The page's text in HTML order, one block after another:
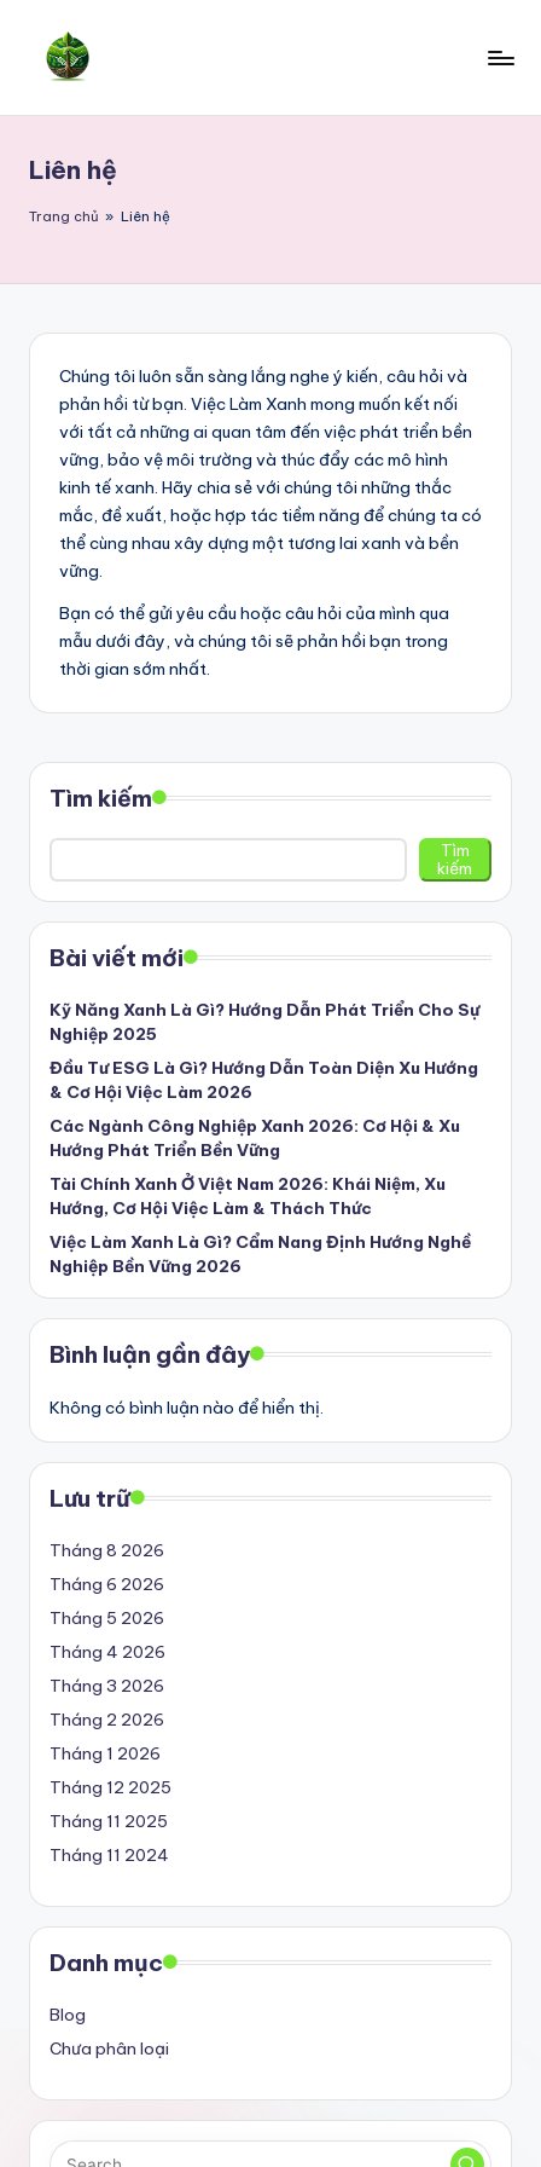
Liên hệ
Trang chủ » Liên hệ
Chúng tôi luôn sẵn sàng lắng nghe ý kiến, câu hỏi và
phản hồi từ bạn. Việc Làm Xanh mong muốn kết nối
với tất cả những ai quan tâm đến việc phát triển bền
vững, bảo vệ môi trường và thúc đẩy các mô hình
kinh tế xanh. Hãy chia sẻ với chúng tôi những thắc
mắc, đề xuất, hoặc hợp tác tiềm năng để chúng ta có
thể cùng nhau xây dựng một tương lai xanh và bền
vững.
Bạn có thể gửi yêu cầu hoặc câu hỏi của mình qua
mẫu dưới đây, và chúng tôi sẽ phản hồi bạn trong
thời gian sớm nhất.
Tìm kiếm
Tìm
kiếm
Bài viết mới
Kỹ Năng Xanh Là Gì? Hướng Dẫn Phát Triển Cho Sự
Nghiệp 2025
Đầu Tư ESG Là Gì? Hướng Dẫn Toàn Diện Xu Hướng
& Cơ Hội Việc Làm 2026
Các Ngành Công Nghiệp Xanh 2026: Cơ Hội & Xu
Hướng Phát Triển Bền Vững
Tài Chính Xanh Ở Việt Nam 2026: Khái Niệm, Xu
Hướng, Cơ Hội Việc Làm & Thách Thức
Việc Làm Xanh Là Gì? Cẩm Nang Định Hướng Nghề
Nghiệp Bền Vững 2026
Bình luận gần đây
Không có bình luận nào để hiển thị.
Lưu trữ
Tháng 8 2026
Tháng 6 2026
Tháng 5 2026
Tháng 4 2026
Tháng 3 2026
Tháng 2 2026
Tháng 1 2026
Tháng 12 2025
Tháng 11 2025
Tháng 11 2024
Danh mục
Blog
Chưa phân loại